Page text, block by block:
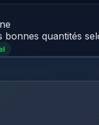
bonnes quantités